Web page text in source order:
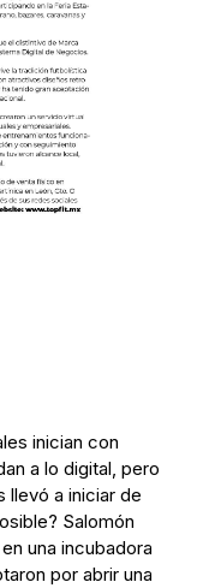
inician con
a lo digital, pero
llevó a iniciar de
Salomón
una incubadora
por abrir una